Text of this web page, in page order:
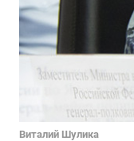
Виталий Шулика